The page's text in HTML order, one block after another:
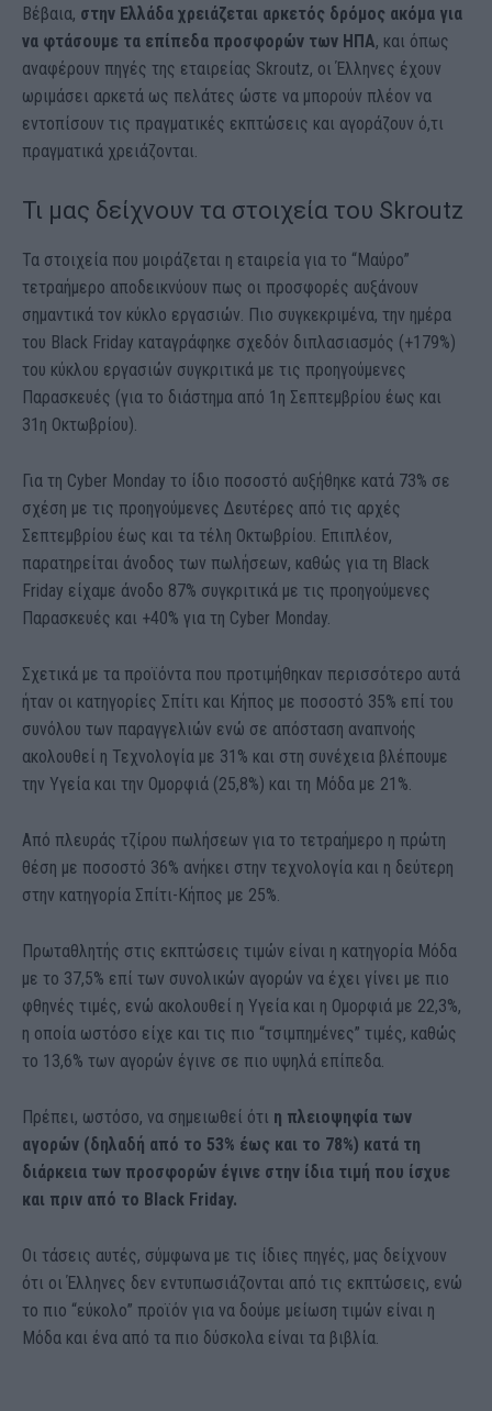
Βέβαια, στην Ελλάδα χρειάζεται αρκετός δρόμος ακόμα για
να φτάσουμε τα επίπεδα προσφορών των ΗΠΑ, και όπως
αναφέρουν πηγές της εταιρείας Skroutz, οι Έλληνες έχουν
ωριμάσει αρκετά ως πελάτες ώστε να μπορούν πλέον να
εντοπίσουν τις πραγματικές εκπτώσεις και αγοράζουν ό,τι
πραγματικά χρειάζονται.
Τι μας δείχνουν τα στοιχεία του Skroutz
Τα στοιχεία που μοιράζεται η εταιρεία για το “Μαύρο”
τετραήμερο αποδεικνύουν πως οι προσφορές αυξάνουν
σημαντικά τον κύκλο εργασιών. Πιο συγκεκριμένα, την ημέρα
του Black Friday καταγράφηκε σχεδόν διπλασιασμός (+179%)
του κύκλου εργασιών συγκριτικά με τις προηγούμενες
Παρασκευές (για το διάστημα από 1η Σεπτεμβρίου έως και
31η Οκτωβρίου).
Για τη Cyber Monday το ίδιο ποσοστό αυξήθηκε κατά 73% σε
σχέση με τις προηγούμενες Δευτέρες από τις αρχές
Σεπτεμβρίου έως και τα τέλη Οκτωβρίου. Επιπλέον,
παρατηρείται άνοδος των πωλήσεων, καθώς για τη Black
Friday είχαμε άνοδο 87% συγκριτικά με τις προηγούμενες
Παρασκευές και +40% για τη Cyber Monday.
Σχετικά με τα προϊόντα που προτιμήθηκαν περισσότερο αυτά
ήταν οι κατηγορίες Σπίτι και Κήπος με ποσοστό 35% επί του
συνόλου των παραγγελιών ενώ σε απόσταση αναπνοής
ακολουθεί η Τεχνολογία με 31% και στη συνέχεια βλέπουμε
την Υγεία και την Ομορφιά (25,8%) και τη Μόδα με 21%.
Από πλευράς τζίρου πωλήσεων για το τετραήμερο η πρώτη
θέση με ποσοστό 36% ανήκει στην τεχνολογία και η δεύτερη
στην κατηγορία Σπίτι-Κήπος με 25%.
Πρωταθλητής στις εκπτώσεις τιμών είναι η κατηγορία Μόδα
με το 37,5% επί των συνολικών αγορών να έχει γίνει με πιο
φθηνές τιμές, ενώ ακολουθεί η Υγεία και η Ομορφιά με 22,3%,
η οποία ωστόσο είχε και τις πιο “τσιμπημένες” τιμές, καθώς
το 13,6% των αγορών έγινε σε πιο υψηλά επίπεδα.
Πρέπει, ωστόσο, να σημειωθεί ότι η πλειοψηφία των
αγορών (δηλαδή από το 53% έως και το 78%) κατά τη
διάρκεια των προσφορών έγινε στην ίδια τιμή που ίσχυε
και πριν από το Black Friday.
Οι τάσεις αυτές, σύμφωνα με τις ίδιες πηγές, μας δείχνουν
ότι οι Έλληνες δεν εντυπωσιάζονται από τις εκπτώσεις, ενώ
το πιο “εύκολο” προϊόν για να δούμε μείωση τιμών είναι η
Μόδα και ένα από τα πιο δύσκολα είναι τα βιβλία.